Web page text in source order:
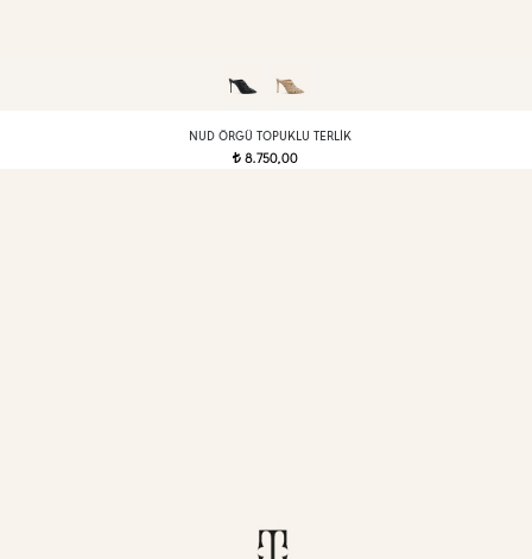
NUD ÖRGÜ TOPUKLU TERLIK
t8.750,00